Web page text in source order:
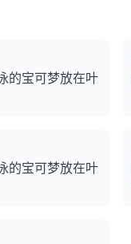
的宝可梦放在叶
的宝可梦放在叶